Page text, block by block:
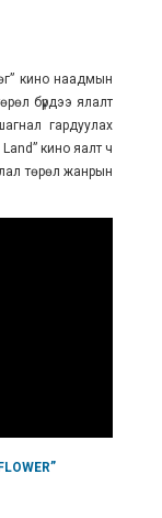
кино наадмын
бүрдээ ялалт
гардуулах
кино яалт ч
төрөл жанрын